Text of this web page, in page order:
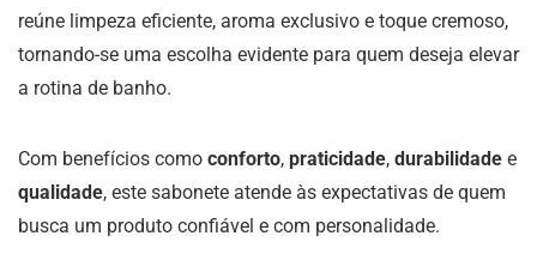
reúne limpeza eficiente, aroma exclusivo e toque cremoso,
tornando-se uma escolha evidente para quem deseja elevar
a rotina de banho.
Com benefícios como conforto, praticidade, durabilidade e
qualidade, este sabonete atende às expectativas de quem
busca um produto confiável e com personalidade.